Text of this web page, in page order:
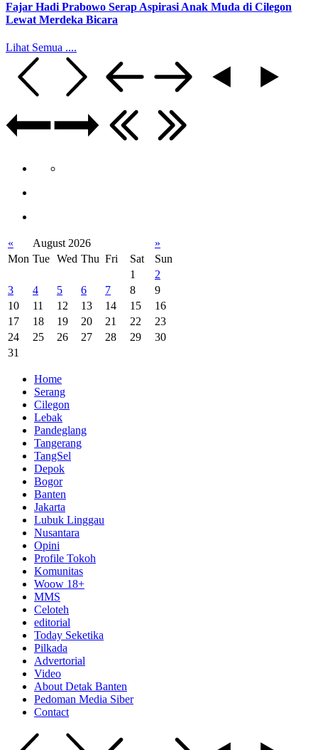
Fajar Hadi Prabowo Serap Aspirasi Anak Muda di Cilegon
Lewat Merdeka Bicara
Lihat Semua ....
« August 2026
»
Mon Tue Wed Thu Fri Sat
Sun
1
2
3
4 5 6 7 8
9
10
11 12 13 14 15
16
17
18 19 20 21 22
23
24
25 26 27 28 29
30
31
Home
Serang
Cilegon
Lebak
Pandeglang
Tangerang
TangSel
Depok
Bogor
Banten
Jakarta
Lubuk Linggau
Nusantara
Opini
Profile Tokoh
Komunitas
Woow 18+
MMS
Celoteh
editorial
Today Seketika
Pilkada
Advertorial
Video
About Detak Banten
Pedoman Media Siber
Contact